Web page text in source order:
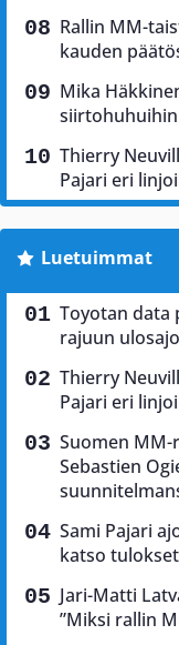
Rallin MM-
kauden
Mika
siirtohuhuihin
Thierry
Pajari eri
Luetuimmat
Toyotan data
rajuun
Thierry
Pajari eri
Suomen
Sebastien
Sami Pajari
katso tulokset
Jari-Matti
”Miksi rallin